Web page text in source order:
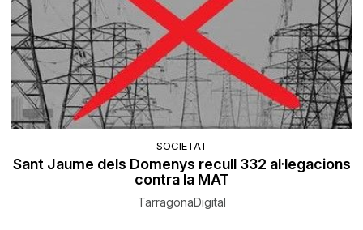
SOCIETAT
Sant Jaume dels Domenys recull 332 al·legacions
contra la MAT
TarragonaDigital